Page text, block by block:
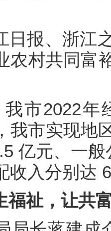
日报、浙江
农村共同富
市2022年
我市实现地
亿元、一
收入分别达
福祉，让共